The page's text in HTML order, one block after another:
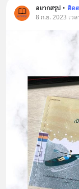
อยากสรุป • ติด
8 ก.ย. 2023 เว